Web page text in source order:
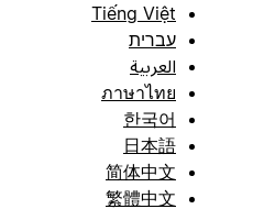
Tiếng Việt
עברית
العربية
ภาษาไทย
한국어
日本語
简体中文
繁體中文